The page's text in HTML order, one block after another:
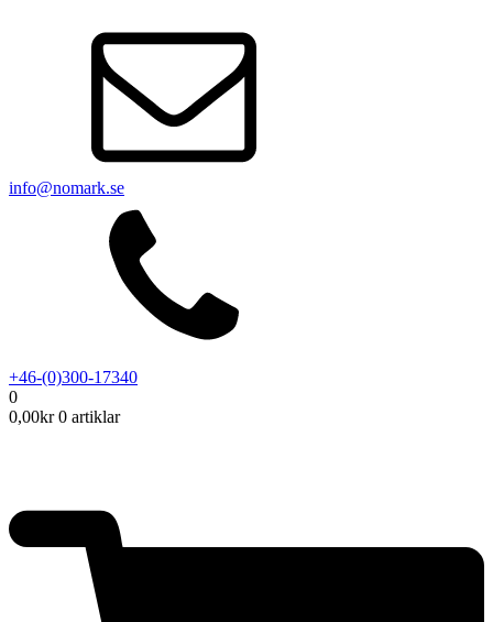
info@nomark.se
+46-(0)300-17340
0
0,00kr 0 artiklar